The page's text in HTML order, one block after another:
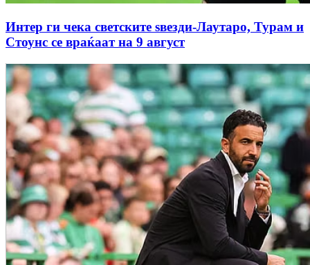
Интер ги чека светските ѕвезди-Лаутаро, Турам и
Стоунс се враќаат на 9 август